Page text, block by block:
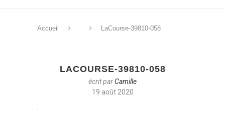
Accueil LaCourse-39810-058
LACOURSE-39810-058
écrit parCamille
19 août 2020